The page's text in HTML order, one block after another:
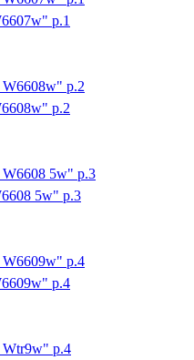
р.1
р.2
5w" р.3
р.4